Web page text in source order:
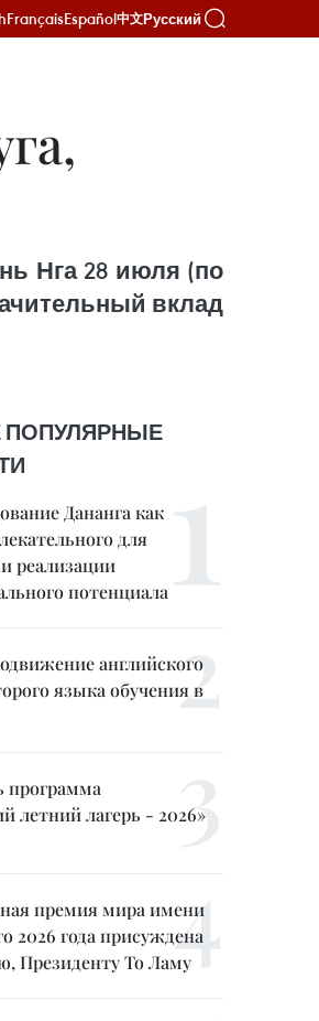
FrançaisEspañol中文Русский
Нга 28 июля (по
вклад
Дананга как
для
реализации
потенциала
английского
языка обучения в
программа
летний лагерь - 2026»
премия мира имени
2026 года присуждена
Президенту То Ламу